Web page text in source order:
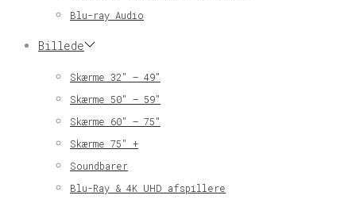
Blu-ray Audio
Billede
Skærme 32″ – 49″
Skærme 50″ – 59″
Skærme 60″ – 75″
Skærme 75″ +
Soundbarer
Blu-Ray & 4K UHD afspillere